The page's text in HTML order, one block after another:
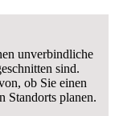
unverbindliche
sind.
ob Sie einen
Standorts planen.